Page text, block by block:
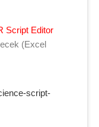
Script Editor
(Excel